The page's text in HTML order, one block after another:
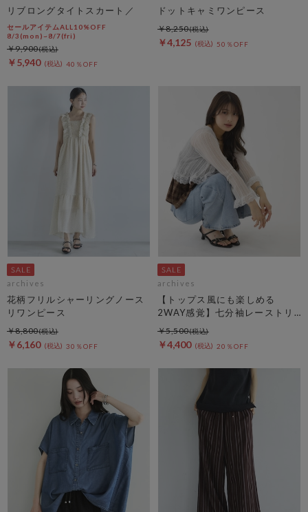
リブロングタイトスカート／
セールアイテムALL10%OFF
8/3(mon)~8/7(fri)
￥5,940 40％OFF
￥9,900
ドットキャミワンピース
￥4,125 50％OFF
￥8,250
archives
花柄フリルシャーリングノース
リワンピース
￥6,160 30％OFF
￥8,800
archives
【トップス風にも楽しめる
2WAY感覚】七分袖レーストリ
ム透かしニットカーディガン
￥4,400 20％OFF
￥5,500